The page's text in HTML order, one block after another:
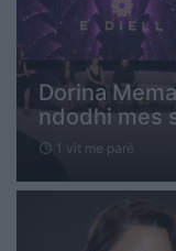
Dorina
ndodhi mes
schedule 1 vit me parë